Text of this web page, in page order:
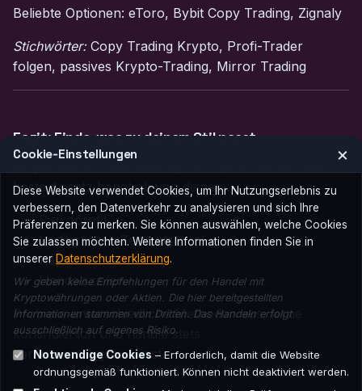
Beliebte Optionen: eToro, Bybit Copy Trading, Zignaly
Stichwörter:Copy Trading Krypto, Profi-Trader
folgen, passives Krypto-Trading, Mirror Trading
Fazit: Finde, was zu deinem Stil passt
Es gibt keine Einheitslösung im Krypto-Handel. Der
beste Ansatz hängt ab von deinem:
Risikoprofil
Verfügbaren Zeitbudget
Kapital
Handelszielen
Probiere unterschiedliche Methoden aus, lerne
kontinuierlich und handle stets
verantwortungsbewusst.
Cookie‑Einstellungen ×
Diese Website verwendet Cookies, um Ihr Nutzungserlebnis zu
verbessern, den Datenverkehr zu analysieren und sich Ihre
Präferenzen zu merken. Sie können auswählen, welche Cookies
Sie zulassen möchten. Weitere Informationen finden Sie in
unserer Datenschutzerklärung.
Wir geben keine Empfehlungen für den Handel mit
Kryptowährungen oder Aktien. Die hier bereitgestellten
Informationen stammen von Dritten. Das Handeln erfolgt
ausschließlich auf eigenes Risiko.
Notwendige Cookies – Erforderlich, damit die Website
ordnungsgemäß funktioniert. Können nicht deaktiviert werden.